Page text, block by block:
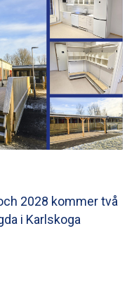
2028 kommer två
i Karlskoga